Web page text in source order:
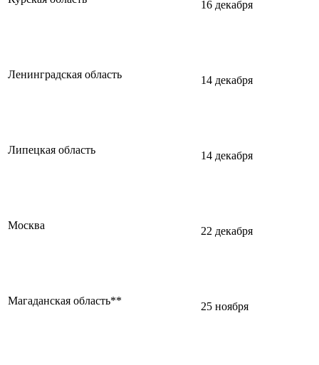
16 декабря
Ленинградская область 14 декабря
Липецкая область 14 декабря
Москва 22 декабря
Магаданская область** 25 ноября